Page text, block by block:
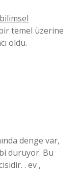
bilimsel
temel üzerine
oldu.
denge var,
duruyor. Bu
. ev ,